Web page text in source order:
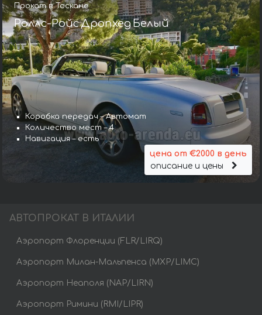
Прокат в Тоскане
Роллс-Ройс Дропхед Белый
Коробка передач – Автомат
Количество мест – 4
Навигация – есть
цена от €2000 в день
описание и цены
АВТОПРОКАТ В ИТАЛИИ
Аэропорт Флоренции (FLR/LIRQ)
Аэропорт Милан-Мальпенса (MXP/LIMC)
Аэропорт Неаполя (NAP/LIRN)
Аэропорт Римини (RMI/LIPR)